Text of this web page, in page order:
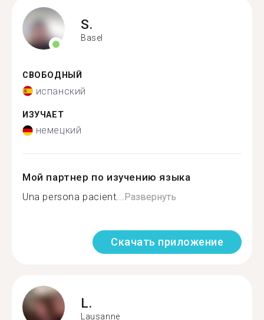
S.
Basel
СВОБОДНЫЙ
испанский
ИЗУЧАЕТ
немецкий
Мой партнер по изучению языка
Una persona pacient...Развернуть
Скачать приложение
L.
Lausanne